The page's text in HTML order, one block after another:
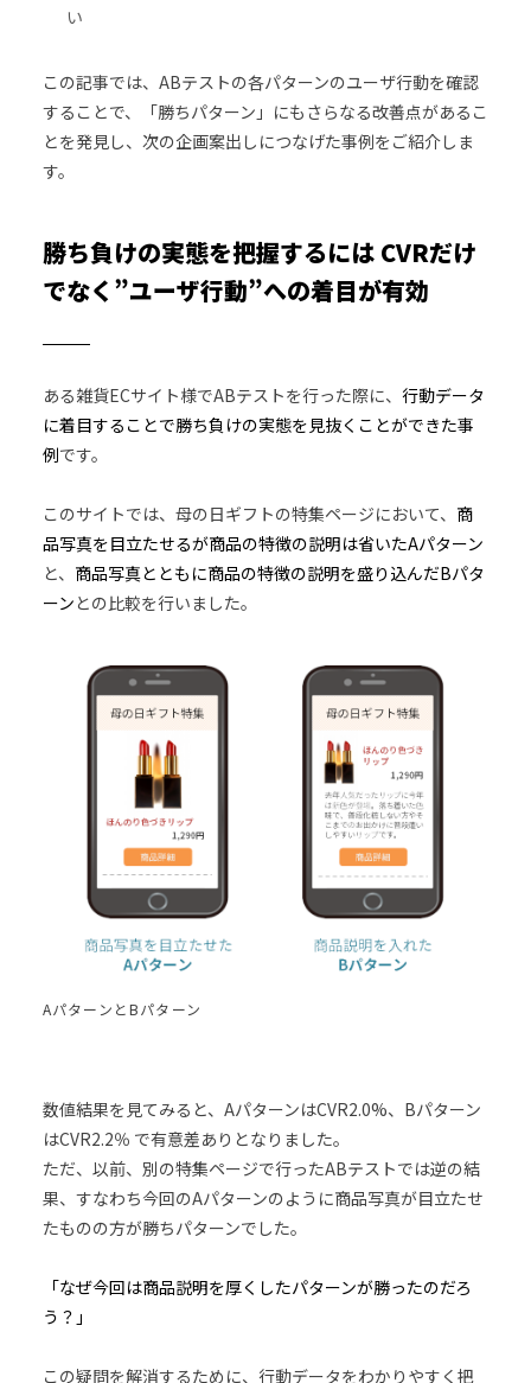
い
この記事では、ABテストの各パターンのユーザ行動を確認
することで、「勝ちパターン」にもさらなる改善点があるこ
とを発見し、次の企画案出しにつなげた事例をご紹介しま
す。
勝ち負けの実態を把握するには CVRだけ
でなく”ユーザ行動”への着目が有効
ある雑貨ECサイト様でABテストを行った際に、 行動データ
に着目することで勝ち負けの実態を見抜くことができた事
例です。
このサイトでは、母の日ギフトの特集ページにおいて、 商
品写真を目立たせるが商品の特徴の説明は省いたAパターン
と、 商品写真とともに商品の特徴の説明を盛り込んだBパタ
ーン との比較を行いました。
AパターンとBパターン
数値結果を見てみると、AパターンはCVR2.0%、Bパターン
はCVR2.2％ で有意差ありとなりました。
ただ、以前、別の特集ページで行ったABテストでは逆の結
果、すなわち今回のAパターンのように商品写真が目立たせ
たものの方が勝ちパターンでした。
「なぜ今回は商品説明を厚くしたパターンが勝ったのだろ
う？」
この疑問を解消するために、行動データをわかりやすく把